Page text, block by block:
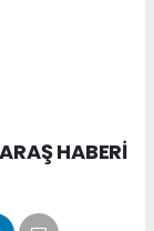
HABERİ